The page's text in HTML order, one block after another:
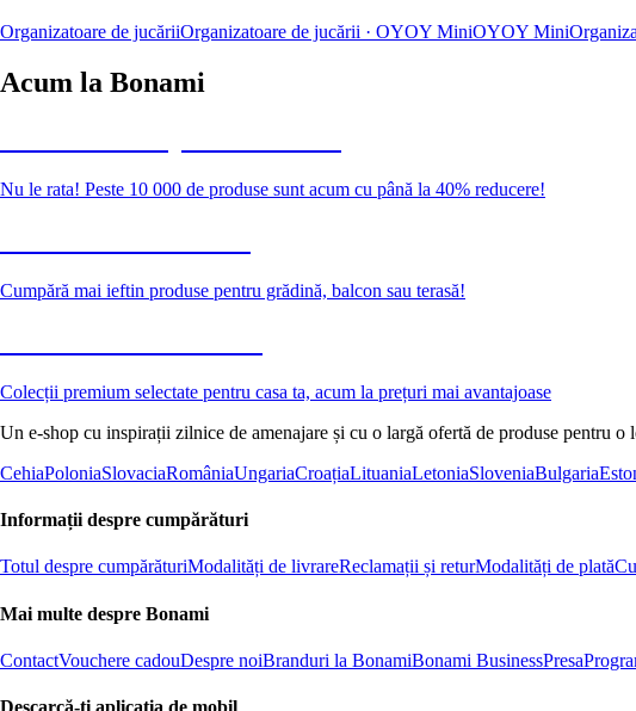
Organizatoare de jucăriiOrganizatoare de jucării · OYOY MiniOYOY Mini
Acum la Bonami
Nu le rata! Peste 10 000 de produse sunt acum cu până la 40% reducere!
Cumpără mai ieftin produse pentru grădină, balcon sau terasă!
Colecții premium selectate pentru casa ta, acum la prețuri mai avantajoase
Un e-shop cu inspirații zilnice de amenajare și cu o largă ofertă de produse pentru o
CehiaPoloniaSlovaciaRomâniaUngariaCroațiaLituaniaLetoniaSloveniaBulgaria
Informații despre cumpărături
Totul despre cumpărăturiModalități de livrareReclamații și returModalități de plată
Mai multe despre Bonami
ContactVouchere cadouDespre noiBranduri la BonamiBonami BusinessPresa